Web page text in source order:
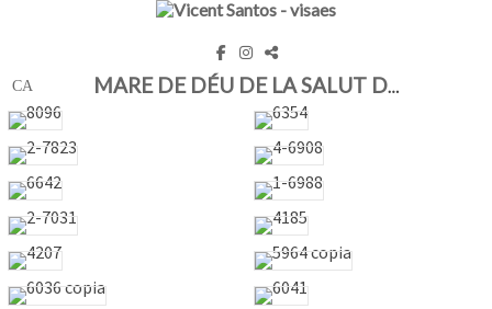
MARE DE DÉU DE LA SALUT D'ALGEMESÍ 2022